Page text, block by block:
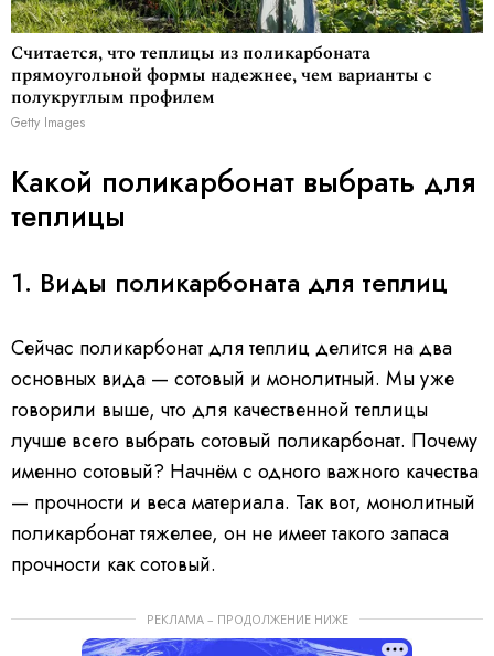
Считается, что теплицы из поликарбоната
прямоугольной формы надежнее, чем варианты с
полукруглым профилем
Getty Images
Какой поликарбонат выбрать для
теплицы
1. Виды поликарбоната для теплиц
Сейчас поликарбонат для теплиц делится на два
основных вида — сотовый и монолитный. Мы уже
говорили выше, что для качественной теплицы
лучше всего выбрать сотовый поликарбонат. Почему
именно сотовый? Начнём с одного важного качества
— прочности и веса материала. Так вот, монолитный
поликарбонат тяжелее, он не имеет такого запаса
прочности как сотовый.
РЕКЛАМА – ПРОДОЛЖЕНИЕ НИЖЕ